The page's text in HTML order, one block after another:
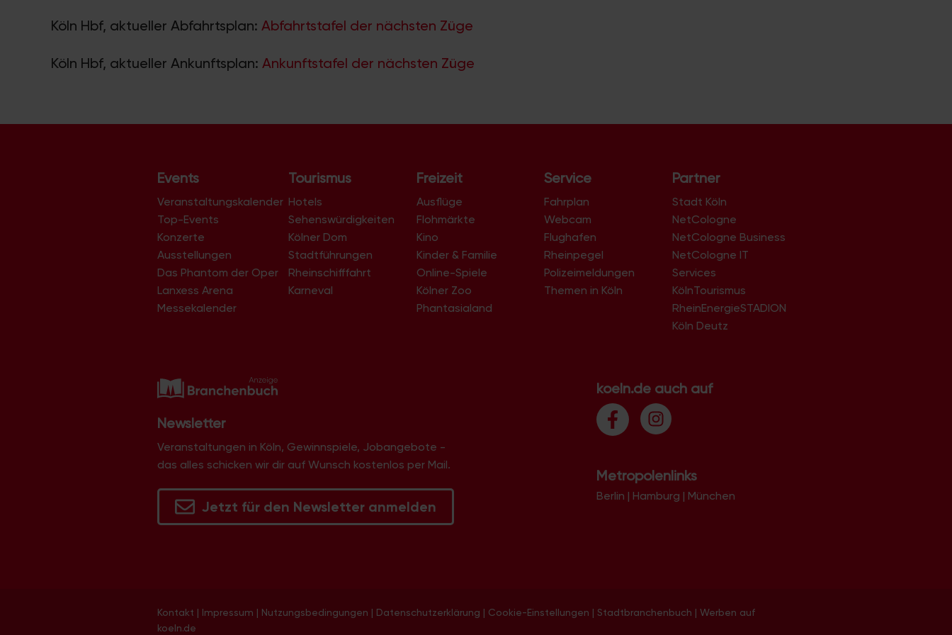
Köln Hbf, aktueller Abfahrtsplan: Abfahrtstafel der nächsten Züge
Köln Hbf, aktueller Ankunftsplan: Ankunftstafel der nächsten Züge
Events
Veranstaltungskalender
Top-Events
Konzerte
Ausstellungen
Das Phantom der Oper
Lanxess Arena
Messekalender
Tourismus
Hotels
Sehenswürdigkeiten
Kölner Dom
Stadtführungen
Rheinschifffahrt
Karneval
Freizeit
Ausflüge
Flohmärkte
Kino
Kinder & Familie
Online-Spiele
Kölner Zoo
Phantasialand
Service
Fahrplan
Webcam
Flughafen
Rheinpegel
Polizeimeldungen
Themen in Köln
Partner
Stadt Köln
NetCologne
NetCologne Business
NetCologne IT
Services
KölnTourismus
RheinEnergieSTADION
Köln Deutz
Newsletter
Veranstaltungen in Köln, Gewinnspiele, Jobangebote -
das alles schicken wir dir auf Wunsch kostenlos per Mail.
Jetzt für den Newsletter anmelden
koeln.de auch auf
Metropolenlinks
Berlin | Hamburg | München
Kontakt | Impressum | Nutzungsbedingungen | Datenschutzerklärung | Cookie-Einstellungen | Stadtbranchenbuch | Werben auf
koeln.de